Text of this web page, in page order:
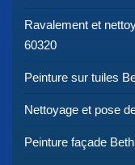
Ravalement et
60320
Peinture sur tuiles
Nettoyage et pose
Peinture façade